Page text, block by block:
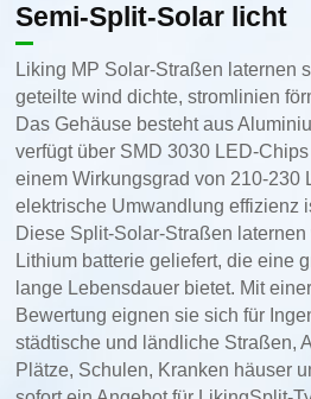
Semi-Split-Solar licht
Liking MP Solar-Straßen laternen
geteilte wind dichte, stromlinien
Das Gehäuse besteht aus
verfügt über SMD 3030 LED-
einem Wirkungsgrad von 210-230
elektrische Umwandlung effizienz
Diese Split-Solar-Straßen
Lithium batterie geliefert, die eine
lange Lebensdauer bietet. Mit
Bewertung eignen sie sich für
städtische und ländliche Straßen,
Plätze, Schulen, Kranken häuser